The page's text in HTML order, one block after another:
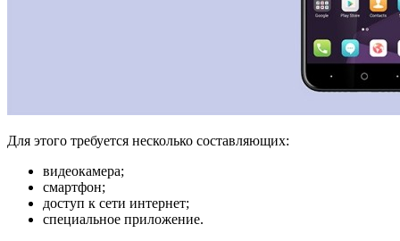
Для этого требуется несколько составляющих:
видеокамера;
смартфон;
доступ к сети интернет;
специальное приложение.